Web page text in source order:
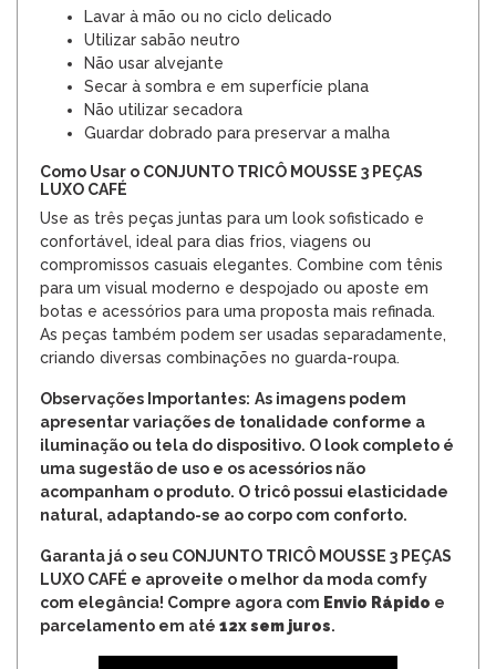
Lavar à mão ou no ciclo delicado
Utilizar sabão neutro
Não usar alvejante
Secar à sombra e em superfície plana
Não utilizar secadora
Guardar dobrado para preservar a malha
Como Usar o CONJUNTO TRICÔ MOUSSE 3 PEÇAS
LUXO CAFÉ
Use as três peças juntas para um look sofisticado e
confortável, ideal para dias frios, viagens ou
compromissos casuais elegantes. Combine com tênis
para um visual moderno e despojado ou aposte em
botas e acessórios para uma proposta mais refinada.
As peças também podem ser usadas separadamente,
criando diversas combinações no guarda-roupa.
Observações Importantes: As imagens podem
apresentar variações de tonalidade conforme a
iluminação ou tela do dispositivo. O look completo é
uma sugestão de uso e os acessórios não
acompanham o produto. O tricô possui elasticidade
natural, adaptando-se ao corpo com conforto.
Garanta já o seu CONJUNTO TRICÔ MOUSSE 3 PEÇAS
LUXO CAFÉ e aproveite o melhor da moda comfy
com elegância! Compre agora com Envio Rápido e
parcelamento em até 12x sem juros.